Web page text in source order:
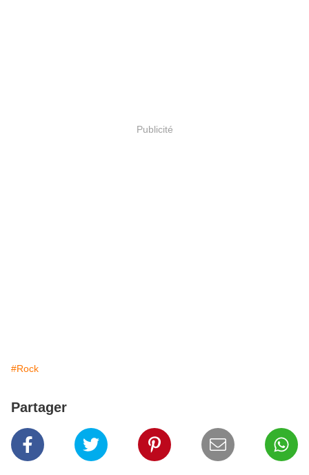
Publicité
#Rock
Partager